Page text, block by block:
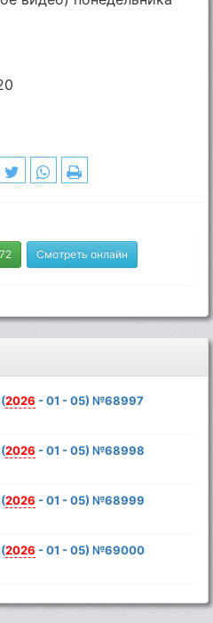
Смотреть онлайн
(2026 - 01 - 05) №68997
(2026 - 01 - 05) №68998
(2026 - 01 - 05) №68999
(2026 - 01 - 05) №69000